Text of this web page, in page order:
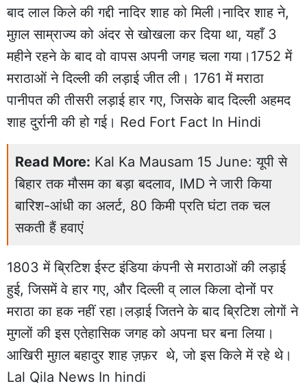
बाद लाल किले की गद्दी नादिर शाह को मिली।नादिर शाह ने,
मुग़ल साम्राज्य को अंदर से खोखला कर दिया था, यहाँ 3
महीने रहने के बाद वो वापस अपनी जगह चला गया।1752 में
मराठाओं ने दिल्ली की लड़ाई जीत ली। 1761 में मराठा
पानीपत की तीसरी लड़ाई हार गए, जिसके बाद दिल्ली अहमद
शाह दुर्रानी की हो गई। Red Fort Fact In Hindi
Read More: Kal Ka Mausam 15 June: यूपी से
बिहार तक मौसम का बड़ा बदलाव, IMD ने जारी किया
बारिश-आंधी का अलर्ट, 80 किमी प्रति घंटा तक चल
सकती हैं हवाएं
1803 में ब्रिटिश ईस्ट इंडिया कंपनी से मराठाओं की लड़ाई
हुई, जिसमें वे हार गए, और दिल्ली व् लाल किला दोनों पर
मराठा का हक नहीं रहा।लड़ाई जितने के बाद ब्रिटिश लोगों ने
मुगलों की इस एतेहासिक जगह को अपना घर बना लिया।
आखिरी मुग़ल बहादुर शाह ज़फ़र थे, जो इस किले में रहे थे।
Lal Qila News In hindi